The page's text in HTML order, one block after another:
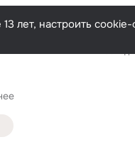
лет, настроить